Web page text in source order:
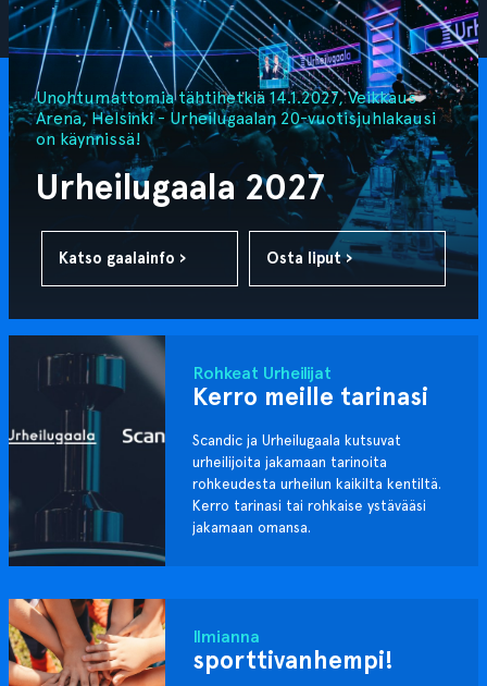
Unohtumattomia tähtihetkiä 14.1.2027, Veikkaus
Arena, Helsinki - Urheilugaalan 20-vuotisjuhlakausi
on käynnissä!
Urheilugaala 2027
Katso gaalainfo › Osta liput ›
Rohkeat Urheilijat
Kerro meille tarinasi
Scandic ja Urheilugaala kutsuvat
urheilijoita jakamaan tarinoita
rohkeudesta urheilun kaikilta kentiltä.
Kerro tarinasi tai rohkaise ystävääsi
jakamaan omansa.
Ilmianna
sporttivanhempi!